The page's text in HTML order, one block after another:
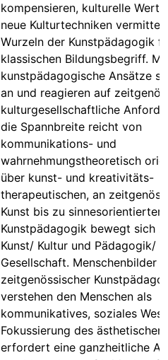
kompensieren, kulturelle
neue Kulturtechniken
Wurzeln der Kunstpädagogik
klassischen Bildungsbegriff.
kunstpädagogische Ansätze
an und reagieren auf
kulturgesellschaftliche
die Spannbreite reicht von
kommunikations- und
wahrnehmungstheoretisch
über kunst- und kreativitäts-
therapeutischen, an
Kunst bis zu sinnesorientierten
Kunstpädagogik bewegt sich
Kunst/ Kultur und Pädagogik/
Gesellschaft. Menschenbilder
zeitgenössischer
verstehen den Menschen als
kommunikatives, soziales
Fokussierung des ästhetischen
erfordert eine ganzheitliche